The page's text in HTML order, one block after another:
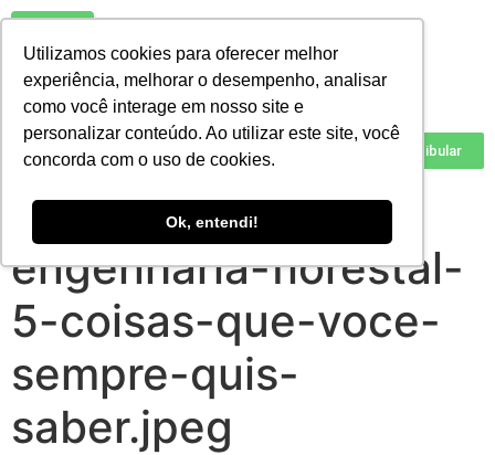
Utilizamos cookies para oferecer melhor
experiência, melhorar o desempenho, analisar
como você interage em nosso site e
personalizar conteúdo. Ao utilizar este site, você
concorda com o uso de cookies.
Ok, entendi!
Vestibular
curso-de-
engenharia-florestal-
5-coisas-que-voce-
sempre-quis-
saber.jpeg